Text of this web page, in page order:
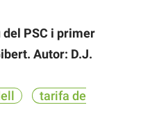
PSC i primer
Autor: D.J.
tarifa de